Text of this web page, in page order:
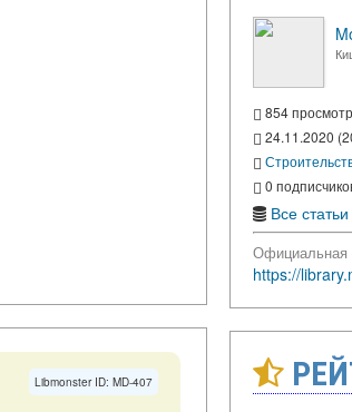
Libmonster ID: MD-407
854
24.11.2020
0
Все
Официальная
https://